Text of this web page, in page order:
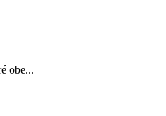
obe...